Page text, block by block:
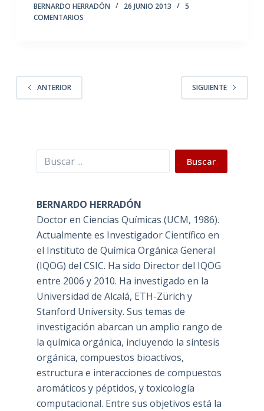
BERNARDO HERRADÓN 26 JUNIO 2013
5
COMENTARIOS
ANTERIOR SIGUIENTE
Buscar Buscar
BERNARDO HERRADÓN
Doctor en Ciencias Químicas (UCM, 1986).
Actualmente es Investigador Científico en
el Instituto de Química Orgánica General
(IQOG) del CSIC. Ha sido Director del IQOG
entre 2006 y 2010. Ha investigado en la
Universidad de Alcalá, ETH-Zürich y
Stanford University. Sus temas de
investigación abarcan un amplio rango de
la química orgánica, incluyendo la síntesis
orgánica, compuestos bioactivos,
estructura e interacciones de compuestos
aromáticos y péptidos, y toxicología
computacional. Entre sus objetivos está la